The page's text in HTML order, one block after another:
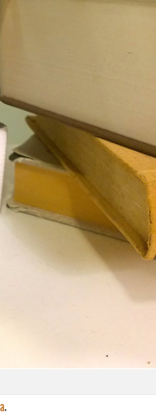
.